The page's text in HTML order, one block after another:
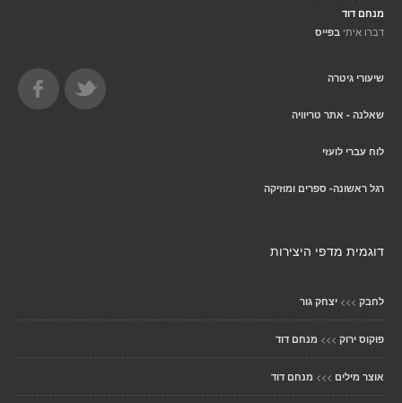
מנחם דוד
דברו איתי בפייס
שיעורי גיטרה
שאלנה - אתר טריוויה
לוח עברי לועזי
רגל ראשונה- ספרים ומוזיקה
דוגמית מדפי היצירות
לחבק >>> יצחק גור
פוקוס ירוק >>> מנחם דוד
אוצר מילים >>> מנחם דוד